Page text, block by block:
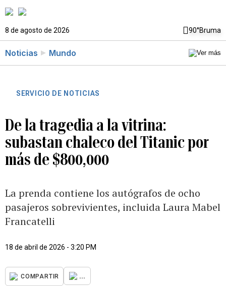
8 de agosto de 2026 90°Bruma
Noticias Mundo
SERVICIO DE NOTICIAS
De la tragedia a la vitrina:
subastan chaleco del Titanic por
más de $800,000
La prenda contiene los autógrafos de ocho
pasajeros sobrevivientes, incluida Laura Mabel
Francatelli
18 de abril de 2026 - 3:20 PM
COMPARTIR ...